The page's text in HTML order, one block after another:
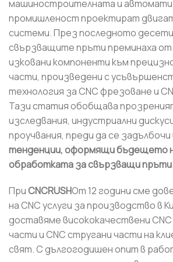
машиностроителната и
промишленост проектират
системи. През последното
свързващите пръти преминаха
изковани компоненти към
части, произведени с
технология за CNC фрезоване и
Тази статия обобщава
изследвания, индустриални
проучвания, преди да се задълбочи
тенденции, оформящи бъдещето
обработката за свързващи пръти.
ПриCNCRUSHОт 12 години сме
на CNC услуги за производство в
доставяме висококачествени
части и CNC стругани части на
свят. С дългогодишен опит в